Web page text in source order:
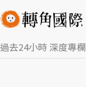
過去24小時深度專欄